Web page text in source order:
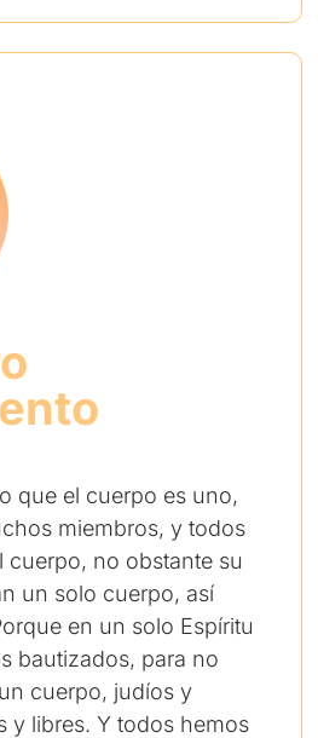
que el cuerpo es uno,
miembros, y todos
cuerpo, no obstante su
un solo cuerpo, así
en un solo Espíritu
bautizados, para no
cuerpo, judíos y
y libres. Y todos hemos